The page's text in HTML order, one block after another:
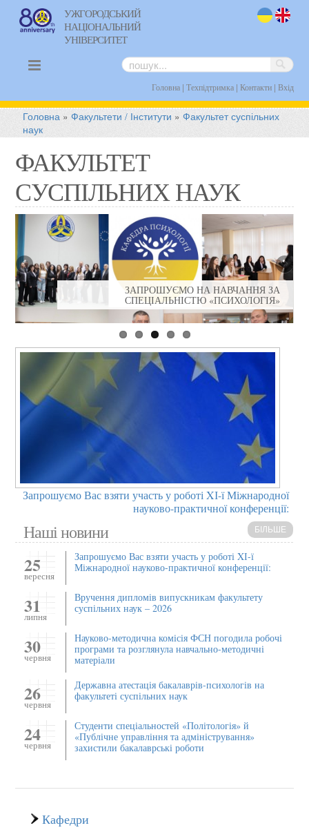
УЖГОРОДСЬКИЙ
НАЦІОНАЛЬНИЙ
УНІВЕРСИТЕТ
Головна| Техпідтримка| Контакти| Вхід
Головна »Факультети / Інститути »Факультет суспільних
наук
ФАКУЛЬТЕТ
СУСПІЛЬНИХ НАУК
ЗА
Політологи, психологи, управлінці,
працівники та педагоги – про
сьогодення у розмові з деканом
Запрошуємо Вас взяти участь у роботі XІ-ї Міжнародної
науково-практичної конференції:
Наші новини БІЛЬШЕ
25
вересня
Запрошуємо Вас взяти участь у роботі XІ-ї
Міжнародної науково-практичної конференції:
31
липня
Вручення дипломів випускникам факультету
суспільних наук – 2026
30
червня
Науково-методична комісія ФСН погодила робочі
програми та розглянула навчально-методичні
матеріали
26
червня
Державна атестація бакалаврів-психологів на
факультеті суспільних наук
24
червня
Студенти спеціальностей «Політологія» й
«Публічне управління та адміністрування»
захистили бакалаврські роботи
Кафедри